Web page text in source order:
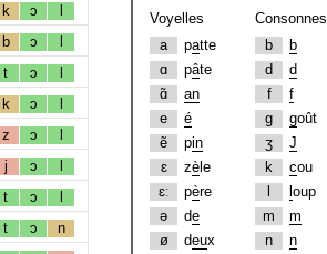
k ɔ l
b ɔ l
t ɔ l
k ɔ l
z ɔ l
j ɔ l
t ɔ l
t ɔ n
Voyelles
a
patte
ɑ
pâte
ɑ̃
an
e
é
ẽ
pin
ɛ
zè le
ɛː
père
ə
de
ø
deux
Consonnes
b
b
d
d
f
f
g
goût
ʒ
J
k
cou
oup
m
m
n
n